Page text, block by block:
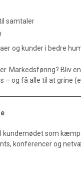
samtaler
og kunder i bedre
Markedsføring? Bliv
– og få alle til at grine
kundemødet som
konferencer og